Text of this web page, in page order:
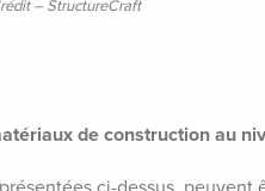
– StructureCraft
de construction au